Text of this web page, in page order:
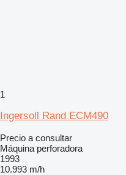
1
Ingersoll Rand ECM490
Precio a consultar
Máquina perforadora
1993
10.993 m/h